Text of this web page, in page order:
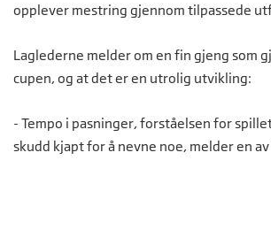
opplever mestring gjennom tilpassede
Laglederne melder om en fin gjeng som
cupen, og at det er en utrolig utvikling:
- Tempo i pasninger, forståelsen for
skudd kjapt for å nevne noe, melder en